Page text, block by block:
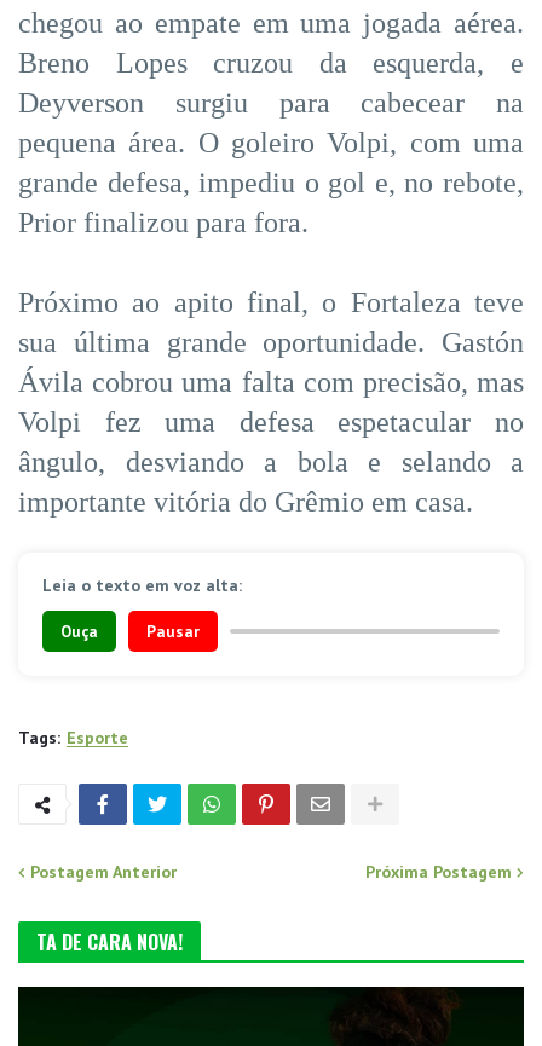
chegou ao empate em uma jogada aérea.
Breno Lopes cruzou da esquerda, e
Deyverson surgiu para cabecear na
pequena área. O goleiro Volpi, com uma
grande defesa, impediu o gol e, no rebote,
Prior finalizou para fora.
Próximo ao apito final, o Fortaleza teve
sua última grande oportunidade. Gastón
Ávila cobrou uma falta com precisão, mas
Volpi fez uma defesa espetacular no
ângulo, desviando a bola e selando a
importante vitória do Grêmio em casa.
Leia o texto em voz alta:
Ouça Pausar
Tags: Esporte
Postagem Anterior Próxima Postagem
TA DE CARA NOVA!